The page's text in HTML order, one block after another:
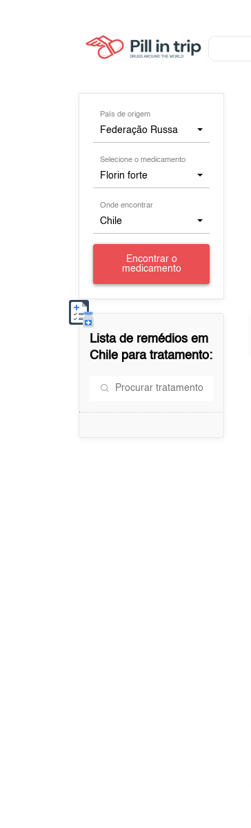
País de origem
Federação Russa
Selecione o medicamento
Florin forte
Onde encontrar
Chile
Encontrar o
medicamento
Lista de remédios em
Chile para tratamento: